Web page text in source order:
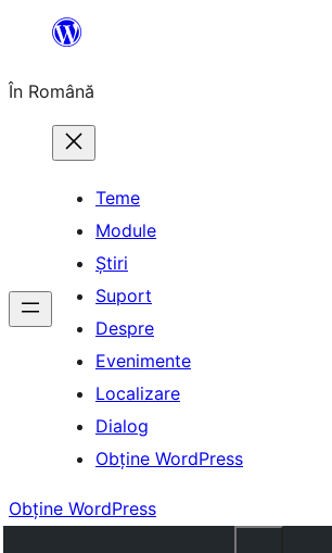
conținut
În Română
Teme
Module
Știri
Suport
Despre
Evenimente
Localizare
Dialog
Obține WordPress
Obține WordPress